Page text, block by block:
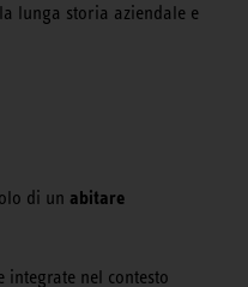
lunga storia aziendale e
di un abitare
nel contesto